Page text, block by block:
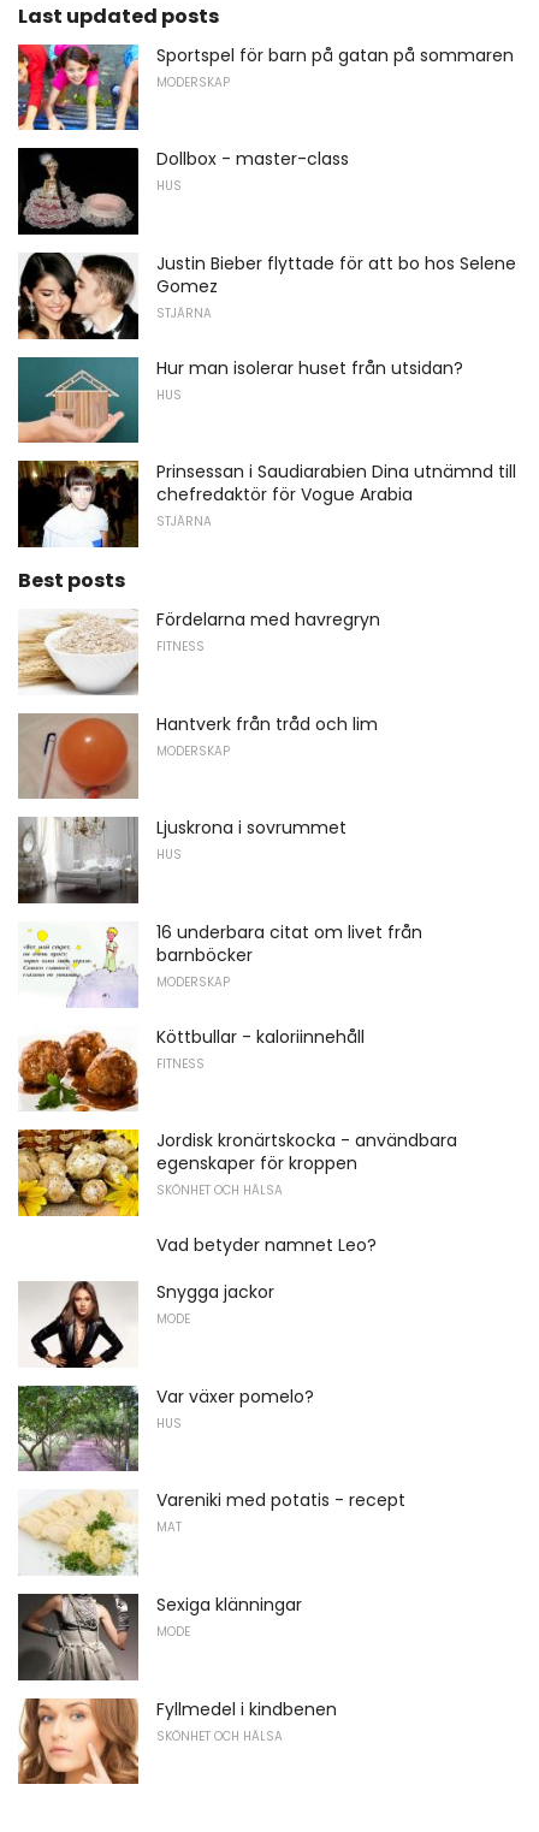
Last updated posts
Sportspel för barn på gatan på sommaren
MODERSKAP
Dollbox - master-class
HUS
Justin Bieber flyttade för att bo hos Selene
Gomez
STJÄRNA
Hur man isolerar huset från utsidan?
HUS
Prinsessan i Saudiarabien Dina utnämnd till
chefredaktör för Vogue Arabia
STJÄRNA
Best posts
Fördelarna med havregryn
FITNESS
Hantverk från tråd och lim
MODERSKAP
Ljuskrona i sovrummet
HUS
16 underbara citat om livet från
barnböcker
MODERSKAP
Köttbullar - kaloriinnehåll
FITNESS
Jordisk kronärtskocka - användbara
egenskaper för kroppen
SKÖNHET OCH HÄLSA
Vad betyder namnet Leo?
Snygga jackor
MODE
Var växer pomelo?
HUS
Vareniki med potatis - recept
MAT
Sexiga klänningar
MODE
Fyllmedel i kindbenen
SKÖNHET OCH HÄLSA